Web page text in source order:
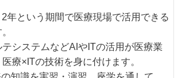
年という期間で医療現場で活用できる
システムなどAIやITの活用が医療業
療×ITの技術を身に付けます。